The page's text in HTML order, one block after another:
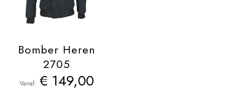
Bomber Heren
2705
Vanaf € 149,00